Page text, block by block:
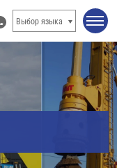
Выбор языка